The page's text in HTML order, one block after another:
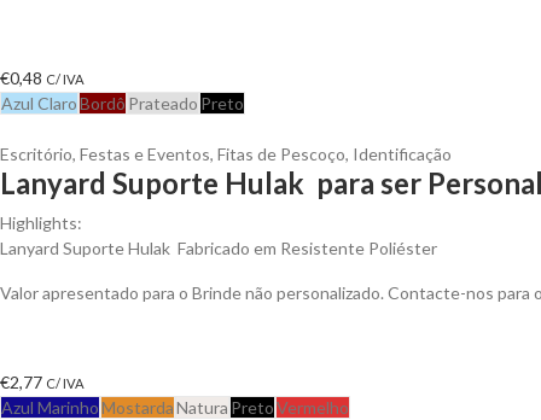
€0,48 C/ IVA
Azul ClaroBordô Prateado Preto
Escritório, Festas e Eventos, Fitas de Pescoço, Identificação
Lanyard Suporte Hulak para ser
Highlights:
Lanyard Suporte Hulak Fabricado em Resistente Poliéster
Valor apresentado para o Brinde não personalizado. Contacte-nos
€2,77 C/ IVA
Azul MarinhoMostardaNatura PretoVermelho